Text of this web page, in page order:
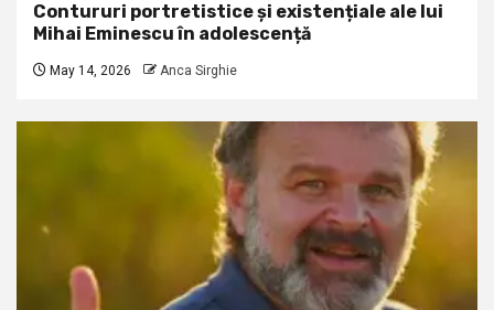
Contururi portretistice și existențiale ale lui
Mihai Eminescu în adolescență
May 14, 2026 Anca Sirghie